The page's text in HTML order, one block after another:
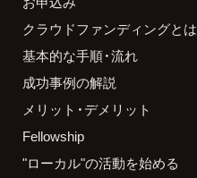
クラウドファンディングとは
基本的な手順・流れ
成功事例の解説
メリット・デメリット
Fellowship
"ローカル"の活動を始める